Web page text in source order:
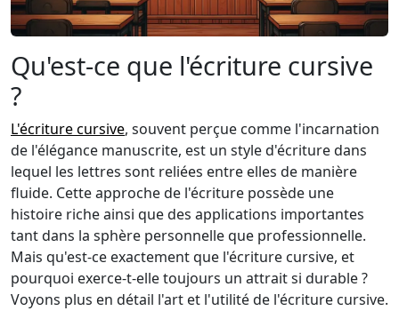
Qu'est-ce que l'écriture cursive
?
L'écriture cursive, souvent perçue comme l'incarnation
de l'élégance manuscrite, est un style d'écriture dans
lequel les lettres sont reliées entre elles de manière
fluide. Cette approche de l'écriture possède une
histoire riche ainsi que des applications importantes
tant dans la sphère personnelle que professionnelle.
Mais qu'est-ce exactement que l'écriture cursive, et
pourquoi exerce-t-elle toujours un attrait si durable ?
Voyons plus en détail l'art et l'utilité de l'écriture cursive.